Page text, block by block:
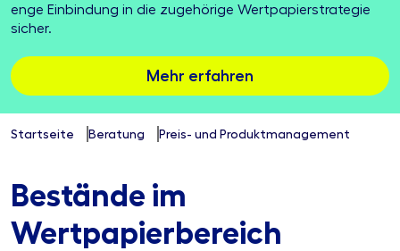
enge Einbindung in die zugehörige Wertpapierstrategie
sicher.
Mehr erfahren
Startseite Beratung Preis- und Produktmanagement
Bestände im
Wertpapierbereich